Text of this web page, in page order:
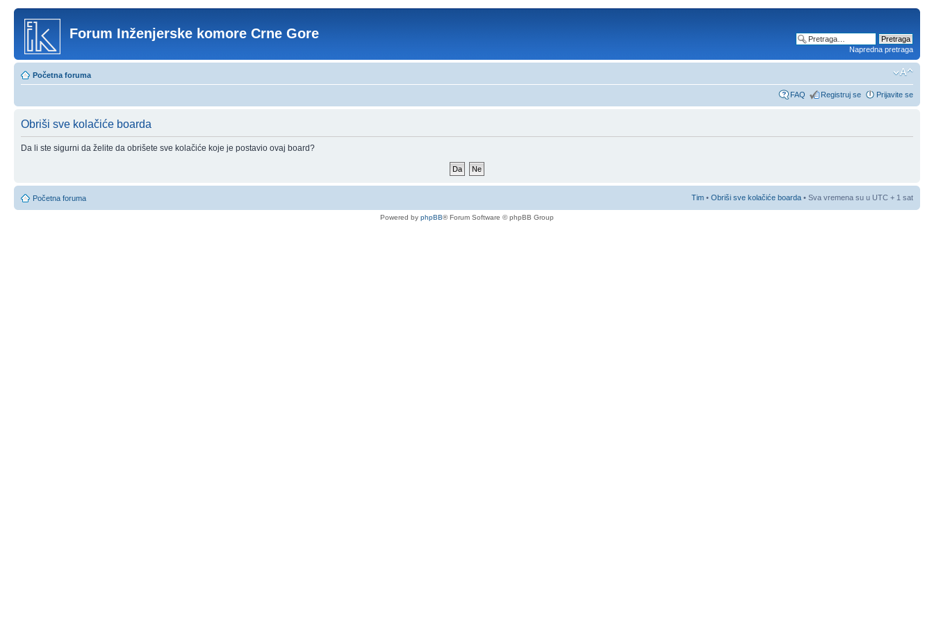
Forum Inženjerske komore Crne Gore
Napredna pretraga
Početna foruma
FAQ Registruj se Prijavite se
Obriši sve kolačiće boarda
Da li ste sigurni da želite da obrišete sve kolačiće koje je postavio ovaj board?
Početna foruma Tim • Obriši sve kolačiće boarda • Sva vremena su u UTC + 1 sat
Powered by phpBB® Forum Software © phpBB Group